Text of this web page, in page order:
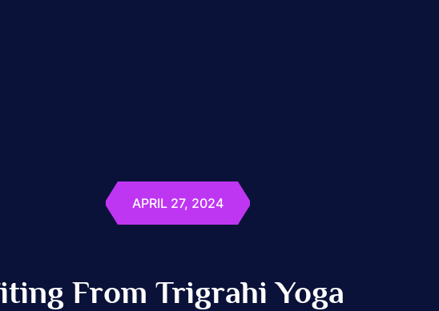
APRIL 27, 2024
From Trigrahi Yoga